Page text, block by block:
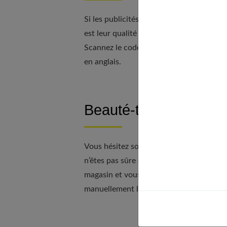
Si les publicités pour tel ou tel produit
est leur qualité réelle. Think Dirty est là
Scannez le code-barre et vous avez
en anglais.
Beauté-test : parfaite
Vous hésitez souvent à acheter un
n’êtes pas sûre de son efficacité ?
magasin et vous avez accès à des
manuellement les références du